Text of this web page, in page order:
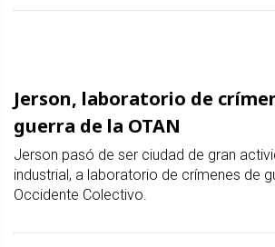
Jerson, laboratorio de
guerra de la OTAN
Jerson pasó de ser ciudad de gran
industrial, a laboratorio de crímenes de
Occidente Colectivo.